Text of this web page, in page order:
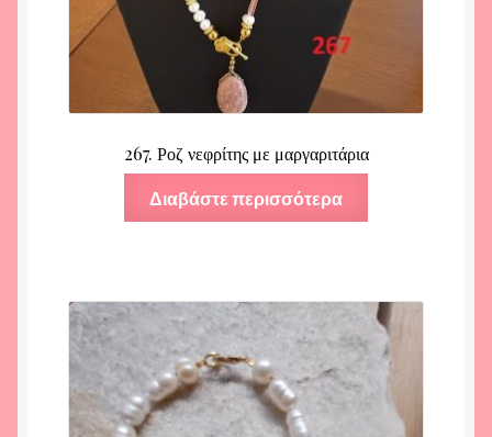
267. Ροζ νεφρίτης με μαργαριτάρια
Διαβάστε περισσότερα